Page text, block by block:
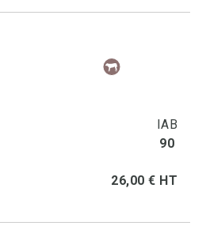
IAB
90
26,00 € HT